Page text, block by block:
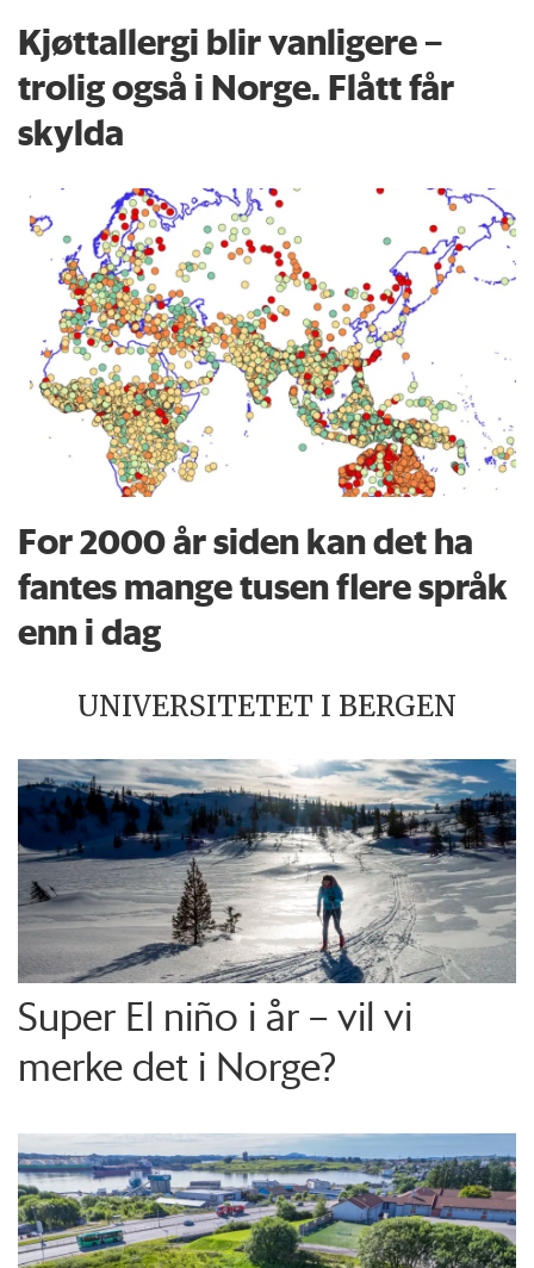
Kjøttallergi blir vanligere –
trolig også i Norge. Flått får
skylda
For 2000 år siden kan det ha
fantes mange tusen flere språk
enn i dag
UNIVERSITETET I BERGEN
Super El niño i år – vil vi
merke det i Norge?